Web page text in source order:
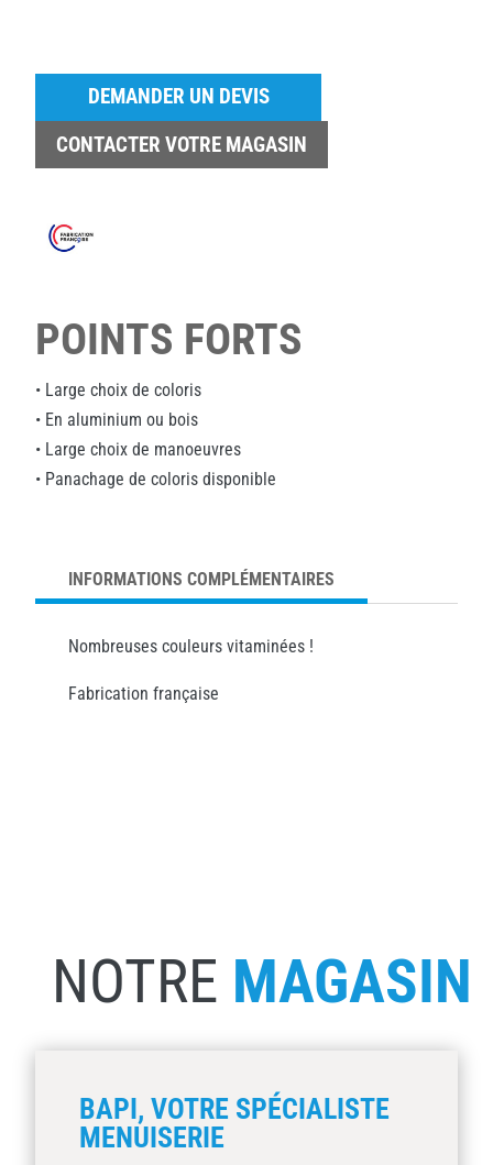
DEMANDER UN DEVIS
CONTACTER VOTRE MAGASIN
POINTS FORTS
• Large choix de coloris
• En aluminium ou bois
• Large choix de manoeuvres
• Panachage de coloris disponible
INFORMATIONS COMPLÉMENTAIRES
Nombreuses couleurs vitaminées !
Fabrication française
NOTRE MAGASIN
BAPI, VOTRE SPÉCIALISTE
MENUISERIE